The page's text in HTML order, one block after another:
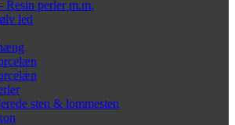
Resin perler m.m.
led
sten & lommesten